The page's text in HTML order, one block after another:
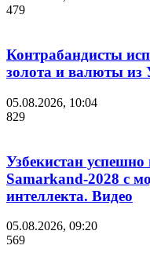
479
Контрабандисты
золота и валюты из
05.08.2026, 10:04
829
Узбекистан
Samarkand-2028 с
интеллекта. Видео
05.08.2026, 09:20
569